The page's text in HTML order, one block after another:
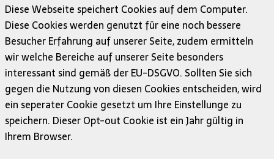
Diese Webseite speichert Cookies auf dem Computer.
Diese Cookies werden genutzt für eine noch bessere
Besucher Erfahrung auf unserer Seite, zudem ermitteln
wir welche Bereiche auf unserer Seite besonders
interessant sind gemäß der EU-DSGVO. Sollten Sie sich
gegen die Nutzung von diesen Cookies entscheiden, wird
ein seperater Cookie gesetzt um Ihre Einstellunge zu
speichern. Dieser Opt-out Cookie ist ein Jahr gültig in
Ihrem Browser.